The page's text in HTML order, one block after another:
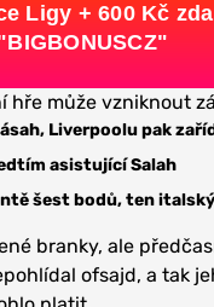
Ligy + 600 Kč
hře může vzniknout
Liverpoolu pak
asistující Salah
šest bodů, ten
branky, ale
ofsajd, a tak